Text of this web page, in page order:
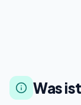
Was